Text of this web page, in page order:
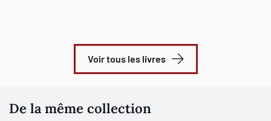
Voir tous les livres
De la même collection